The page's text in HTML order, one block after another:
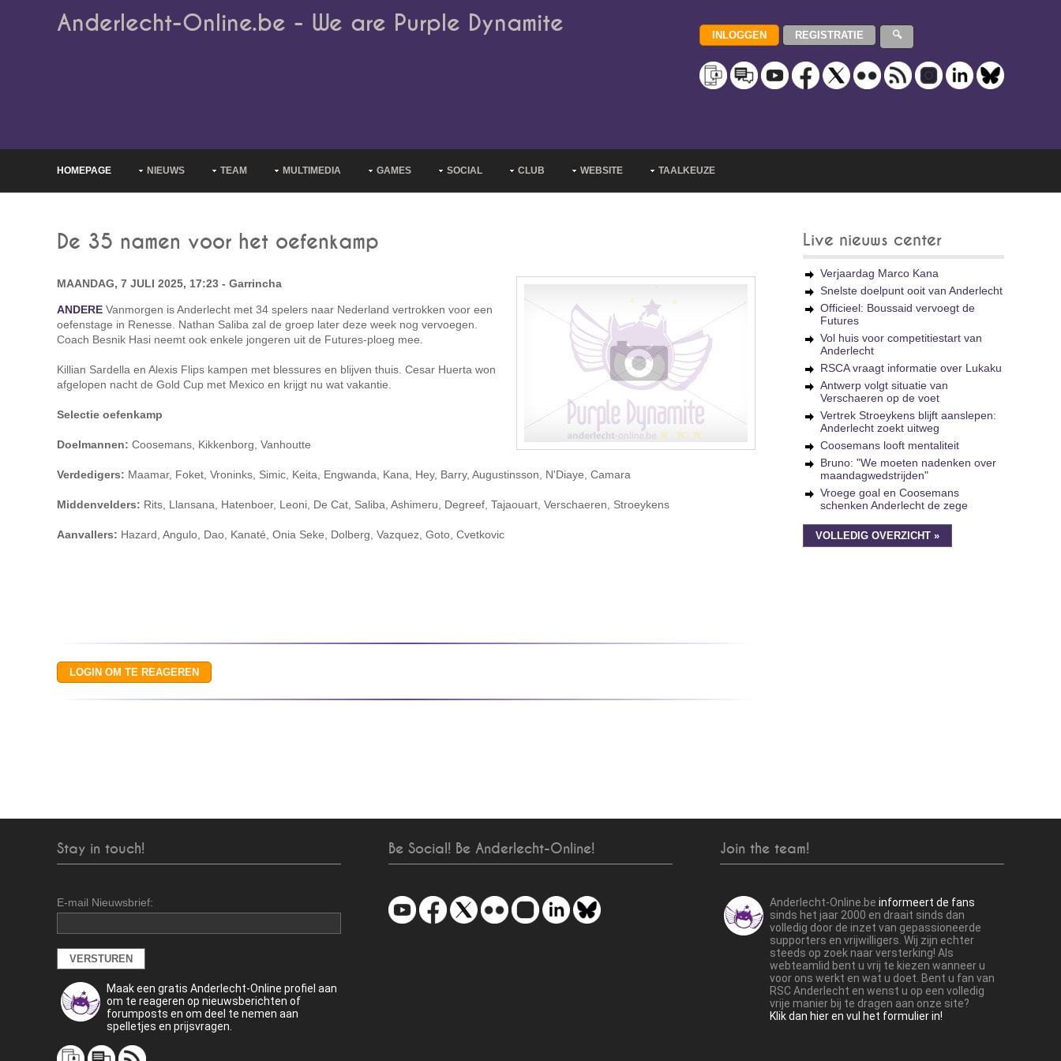
Anderlecht-Online.be - We are Purple Dynamite
HOMEPAGE NIEUWS TEAM MULTIMEDIA GAMES SOCIAL CLUB WEBSITE TAALKEUZE
De 35 namen voor het oefenkamp
MAANDAG, 7 JULI 2025, 17:23 - Garrincha
ANDERE Vanmorgen is Anderlecht met 34 spelers naar Nederland vertrokken voor een
oefenstage in Renesse. Nathan Saliba zal de groep later deze week nog vervoegen.
Coach Besnik Hasi neemt ook enkele jongeren uit de Futures-ploeg mee.
Killian Sardella en Alexis Flips kampen met blessures en blijven thuis. Cesar Huerta won
afgelopen nacht de Gold Cup met Mexico en krijgt nu wat vakantie.
Selectie oefenkamp
Doelmannen: Coosemans, Kikkenborg, Vanhoutte
Verdedigers: Maamar, Foket, Vroninks, Simic, Keita, Engwanda, Kana, Hey, Barry, Augustinsson, N'Diaye, Camara
Middenvelders: Rits, Llansana, Hatenboer, Leoni, De Cat, Saliba, Ashimeru, Degreef, Tajaouart, Verschaeren, Stroeykens
Aanvallers: Hazard, Angulo, Dao, Kanaté, Onia Seke, Dolberg, Vazquez, Goto, Cvetkovic
Live nieuws center
Verjaardag Marco Kana
Snelste doelpunt ooit van Anderlecht
Officieel: Boussaid vervoegt de
Futures
Vol huis voor competitiestart van
Anderlecht
RSCA vraagt informatie over Lukaku
Antwerp volgt situatie van
Verschaeren op de voet
Vertrek Stroeykens blijft aanslepen:
Anderlecht zoekt uitweg
Coosemans looft mentaliteit
Bruno: "We moeten nadenken over
maandagwedstrijden"
Vroege goal en Coosemans
schenken Anderlecht de zege
VOLLEDIG OVERZICHT »
Stay in touch!
E-mail Nieuwsbrief:
Maak een gratis Anderlecht-Online profiel aan
om te reageren op nieuwsberichten of
forumposts en om deel te nemen aan
spelletjes en prijsvragen.
Be Social! Be Anderlecht-Online! Join the team!
Anderlecht-Online.be informeert de fans
sinds het jaar 2000 en draait sinds dan
volledig door de inzet van gepassioneerde
supporters en vrijwilligers. Wij zijn echter
steeds op zoek naar versterking! Als
webteamlid bent u vrij te kiezen wanneer u
voor ons werkt en wat u doet. Bent u fan van
RSC Anderlecht en wenst u op een volledig
vrije manier bij te dragen aan onze site?
Klik dan hier en vul het formulier in!